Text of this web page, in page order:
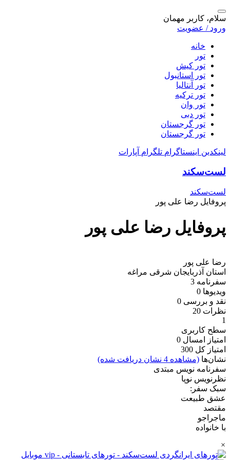
سلام، کاربر مهمان
ورود / عضویت
خانه
تور
تور کیش
تور استانبول
تور آنتالیا
تور ترکیه
تور وان
تور دبی
تور گرجستان
تور گرجستان
لینکدین اینستاگرام تلگرام آپارات
لست‌سکند
لست‌سکند
پروفایل رضا علی پور
پروفایل رضا علی پور
رضا علی پور
استان آذربایجان شرقی مراغه
سفرنامه 3
ویدیو‌ها 0
نقد و بررسی 0
نظرات 20
1
سطح کاربری
امتیاز امسال 0
امتیاز کل 300
نشان‌ها (مشاهده 4 نشان دریافت شده)
سفرنامه نویس مبتدی
نظرنویس نوپا
سبک سفر:
عشق طبیعت
مقتصد
ماجراجو
با خانواده
×